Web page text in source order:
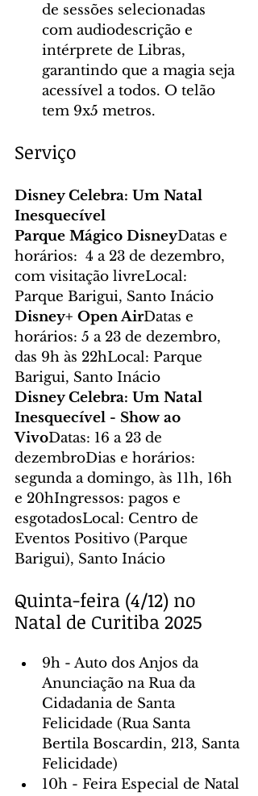
de sessões selecionadas
com audiodescrição e
intérprete de Libras,
garantindo que a magia seja
acessível a todos. O telão
tem 9x5 metros.
Serviço
Disney Celebra: Um Natal
Inesquecível
Parque Mágico DisneyDatas e
horários:  4 a 23 de dezembro,
com visitação livreLocal:
Parque Barigui, Santo Inácio
Disney+ Open AirDatas e
horários: 5 a 23 de dezembro,
das 9h às 22hLocal: Parque
Barigui, Santo Inácio
Disney Celebra: Um Natal
Inesquecível - Show ao
VivoDatas: 16 a 23 de
dezembroDias e horários:
segunda a domingo, às 11h, 16h
e 20hIngressos: pagos e
esgotadosLocal: Centro de
Eventos Positivo (Parque
Barigui), Santo Inácio
Quinta-feira (4/12) no
Natal de Curitiba 2025
9h - Auto dos Anjos da
Anunciação na Rua da
Cidadania de Santa
Felicidade (Rua Santa
Bertila Boscardin, 213, Santa
Felicidade)
10h - Feira Especial de Natal